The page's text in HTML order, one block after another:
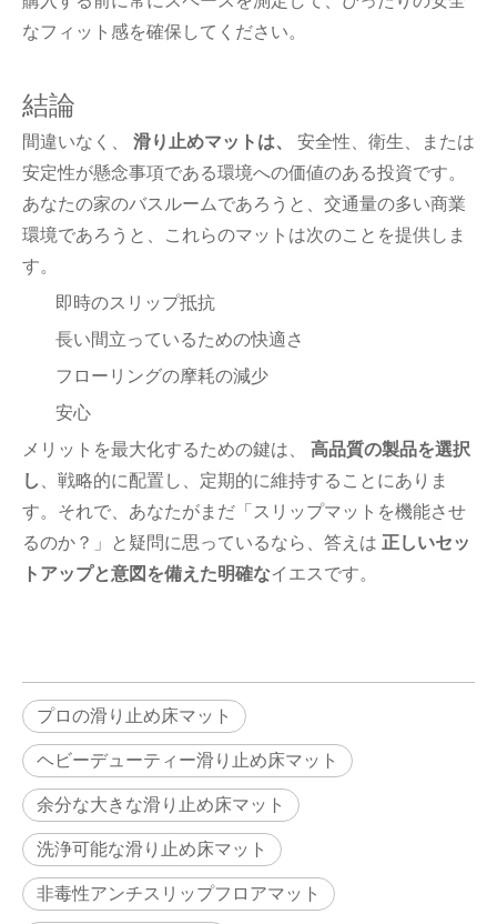
なフィット感を確保してください。
結論
間違いなく、 滑り止めマットは、
安全性、衛生、または
安定性が懸念事項である環境への価値のある投資です。
あなたの家のバスルームであろうと、交通量の多い商業
環境であろうと、これらのマットは次のことを提供しま
す。
即時のスリップ抵抗
長い間立っているための快適さ
フローリングの摩耗の減少
安心
メリットを最大化するための鍵は、 高品質の製品を選択
し、戦略的に配置し、定期的に維持することにありま
す。それで、あなたがまだ「スリップマットを機能させ
るのか？」と疑問に思っているなら、答えは 正しいセッ
トアップと意図を備えた明確なイエスです。
プロの滑り止め床マット
ヘビーデューティー滑り止め床マット
余分な大きな滑り止め床マット
洗浄可能な滑り止め床マット
非毒性アンチスリップフロアマット